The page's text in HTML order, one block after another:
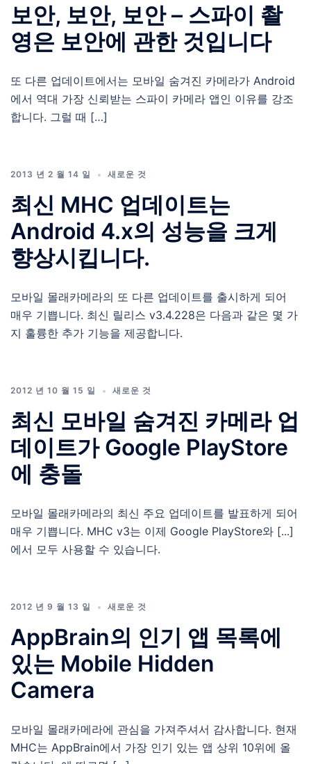
보안, 보안, 보안 – 스파이 촬
영은 보안에 관한 것입니다
또 다른 업데이트에서는 모바일 숨겨진 카메라가 Android
에서 역대 가장 신뢰받는 스파이 카메라 앱인 이유를 강조
합니다. 그럴 때 […]
2013 년 2 월 14 일 새로운 것
최신 MHC 업데이트는
Android 4.x의 성능을 크게
향상시킵니다.
모바일 몰래카메라의 또 다른 업데이트를 출시하게 되어
매우 기쁩니다. 최신 릴리스 v3.4.228은 다음과 같은 몇 가
지 훌륭한 추가 기능을 제공합니다.
2012 년 10 월 15 일 새로운 것
최신 모바일 숨겨진 카메라 업
데이트가 Google PlayStore
에 충돌
모바일 몰래카메라의 최신 주요 업데이트를 발표하게 되어
매우 기쁩니다. MHC v3는 이제 Google PlayStore와 [...]
에서 모두 사용할 수 있습니다.
2012 년 9 월 13 일 새로운 것
AppBrain의 인기 앱 목록에
있는 Mobile Hidden
Camera
모바일 몰래카메라에 관심을 가져주셔서 감사합니다. 현재
MHC는 AppBrain에서 가장 인기 있는 앱 상위 10위에 올